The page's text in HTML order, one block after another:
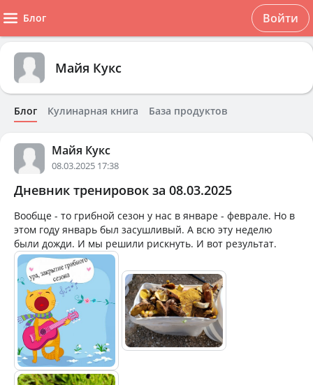
Блог Войти
Майя Кукс
Блог Кулинарная книга База продуктов
Майя Кукс
08.03.2025 17:38
Дневник тренировок за 08.03.2025
Вообще - то грибной сезон у нас в январе - феврале. Но в
этом году январь был засушливый. А всю эту неделю
были дожди. И мы решили рискнуть. И вот результат.